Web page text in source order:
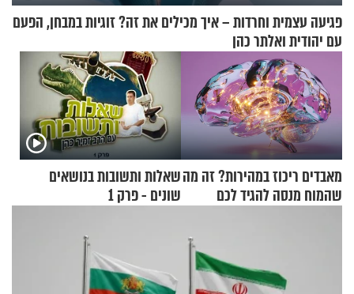
פגיעה עצמית וחרדות – איך מכילים את זה? זוגיות במבחן, הפעם
עם יהודית ואלתר כהן
מאבדים ריכוז במהירות? זה מה
שהמוח מנסה להגיד לכם
שאלות ותשובות בנושאים
שונים - פרק 1